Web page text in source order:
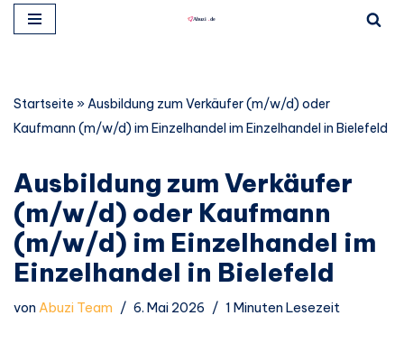
springen
Startseite »Ausbildung zum Verkäufer (m/w/d) oder
Kaufmann (m/w/d) im Einzelhandel im Einzelhandel in Bielefeld
Ausbildung zum Verkäufer
(m/w/d) oder Kaufmann
(m/w/d) im Einzelhandel im
Einzelhandel in Bielefeld
vonAbuzi Team 6. Mai 2026 1 Minuten Lesezeit